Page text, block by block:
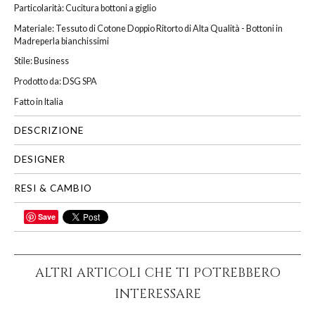
Particolarità: Cucitura bottoni a giglio
Materiale: Tessuto di Cotone Doppio Ritorto di Alta Qualità - Bottoni in
Madreperla bianchissimi
Stile: Business
Prodotto da: DSG SPA
Fatto in Italia
DESCRIZIONE
DESIGNER
RESI & CAMBIO
CONDIVIDI
Save
ALTRI ARTICOLI CHE TI POTREBBERO
INTERESSARE